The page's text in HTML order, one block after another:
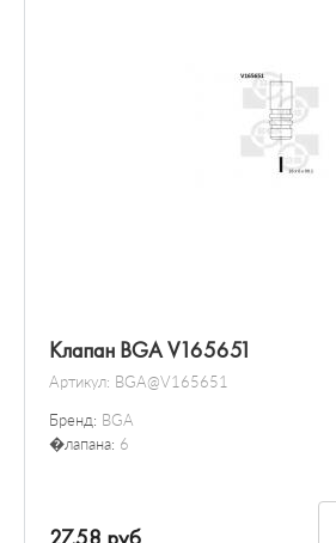
Клапан BGA V165651
Артикул: BGA@V165651
Бренд: BGA
�лапана: 6